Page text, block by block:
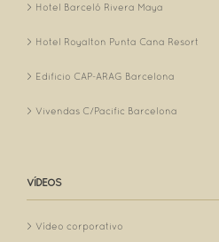
Hotel Barceló Rivera Maya
Hotel Royalton Punta Cana Resort
Edificio CAP-ARAG Barcelona
Vivendas C/Pacific Barcelona
VÍDEOS
Vídeo corporativo